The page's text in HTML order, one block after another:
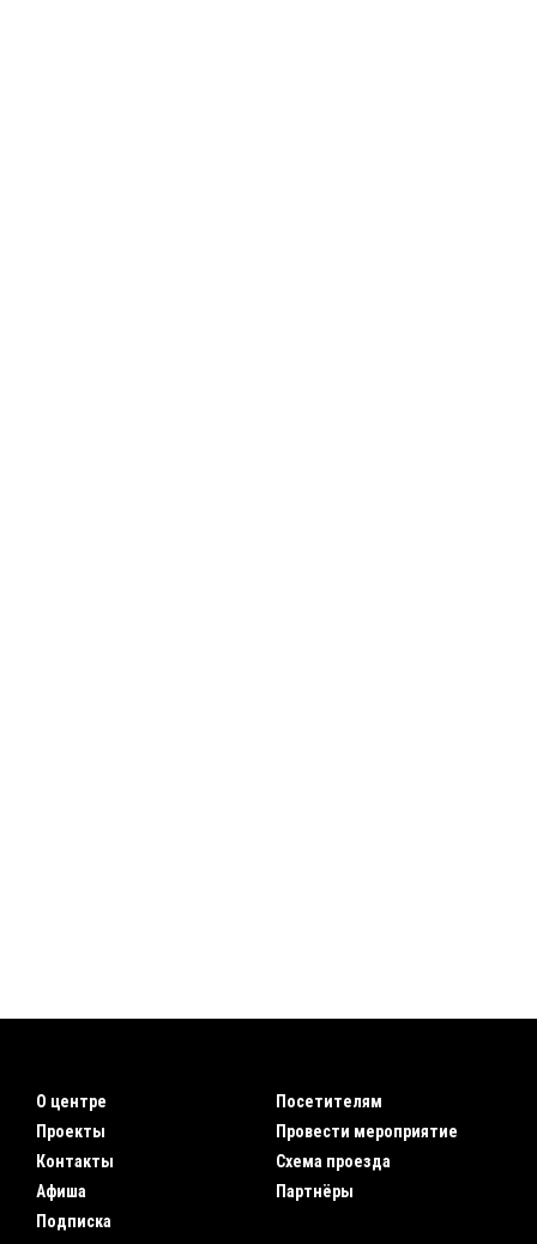
О центре
Проекты
Контакты
Афиша
Подписка
Посетителям
Провести мероприятие
Схема проезда
Партнёры